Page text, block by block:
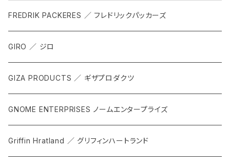
FREDRIK PACKERES ／ フレドリックパッカーズ
GIRO ／ ジロ
GIZA PRODUCTS ／ ギザプロダクツ
GNOME ENTERPRISES ノームエンタープライズ
Griffin Hratland ／ グリフィンハートランド